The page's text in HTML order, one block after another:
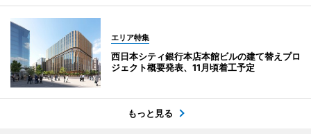
エリア特集
西日本シティ銀行本店本館ビルの建て替えプロ
ジェクト概要発表、11月頃着工予定
もっと見る